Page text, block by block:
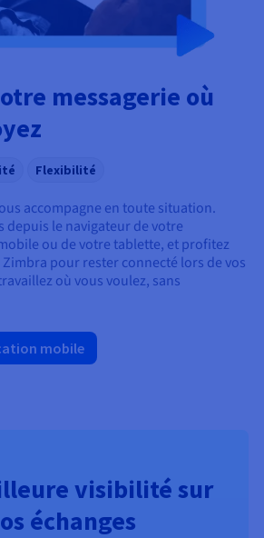
messagerie où
Flexibilité
accompagne en toute situation.
depuis le navigateur de votre
ou de votre tablette, et profitez
pour rester connecté lors de vos
où vous voulez, sans
mobile
visibilité sur
échanges